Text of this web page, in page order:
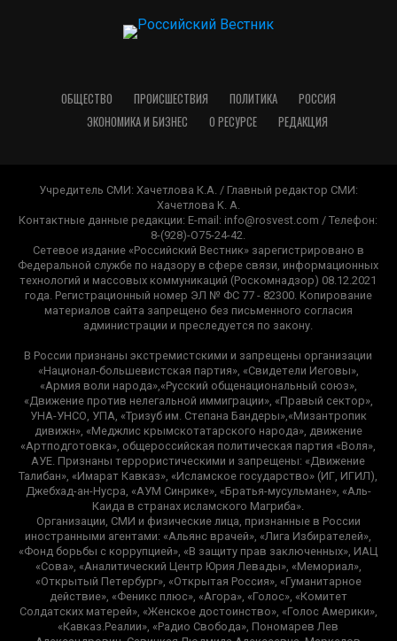
ОБЩЕСТВО ПРОИСШЕСТВИЯ ПОЛИТИКА
РОССИЯ
ЭКОНОМИКА И БИЗНЕС
О РЕСУРСЕ РЕДАКЦИЯ
Учредитель СМИ: Хачетлова К.А. / Главный редактор СМИ:
Xaчeтлoвa K. A.
Контактные данные редакции: E-mail: info@rosvest.com / Телефон:
8-(928)-O75-24-42.
Сетевое издание «Российский Вестник» зарегистрировано в
Федеральной службе по надзору в сфере связи, информационных
технологий и массовых коммуникаций (Роскомнадзор) 08.12.2021
года. Регистрационный номер ЭЛ № ФС 77 - 82300. Копирование
материалов сайта запрещено без письменного согласия
администрации и преследуется по закону.
В России признаны экстремистскими и запрещены организации
«Национал-большевистская партия», «Свидетели Иеговы»,
«Армия воли народа»,«Русский общенациональный союз»,
«Движение против нелегальной иммиграции», «Правый сектор»,
УНА-УНСО, УПА, «Тризуб им. Степана Бандеры»,«Мизантропик
дивижн», «Меджлис крымскотатарского народа», движение
«Артподготовка», общероссийская политическая партия «Воля»,
АУЕ. Признаны террористическими и запрещены: «Движение
Талибан», «Имарат Кавказ», «Исламское государство» (ИГ, ИГИЛ),
Джебхад-ан-Нусра, «АУМ Синрике», «Братья-мусульмане», «Аль-
Каида в странах исламского Магриба».
Организации, СМИ и физические лица, признанные в России
иностранными агентами: «Альянс врачей», «Лига Избирателей»,
«Фонд борьбы с коррупцией», «В защиту прав заключенных», ИАЦ
«Сова», «Аналитический Центр Юрия Левады», «Мемориал»,
«Открытый Петербург», «Открытая Россия», «Гуманитарное
действие», «Феникс плюс», «Агора», «Голос», «Комитет
Солдатских матерей», «Женское достоинство», «Голос Америки»,
«Кавказ.Реалии», «Радио Свобода», Пономарев Лев